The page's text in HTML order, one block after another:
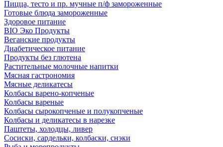
Пицца, тесто и пр. мучные п/ф замороженные
Готовые блюда замороженные
Здоровое питание
BIO Эко Продукты
Веганские продукты
Диабетическое питание
Продукты без глютена
Растительные молочные напитки
Мясная гастрономия
Мясные деликатесы
Колбасы варено-копченые
Колбасы вареные
Колбасы сырокопченые и полукопченые
Колбасы и деликатесы в нарезке
Паштеты, холодцы, ливер
Сосиски, сардельки, колбаски, снэки